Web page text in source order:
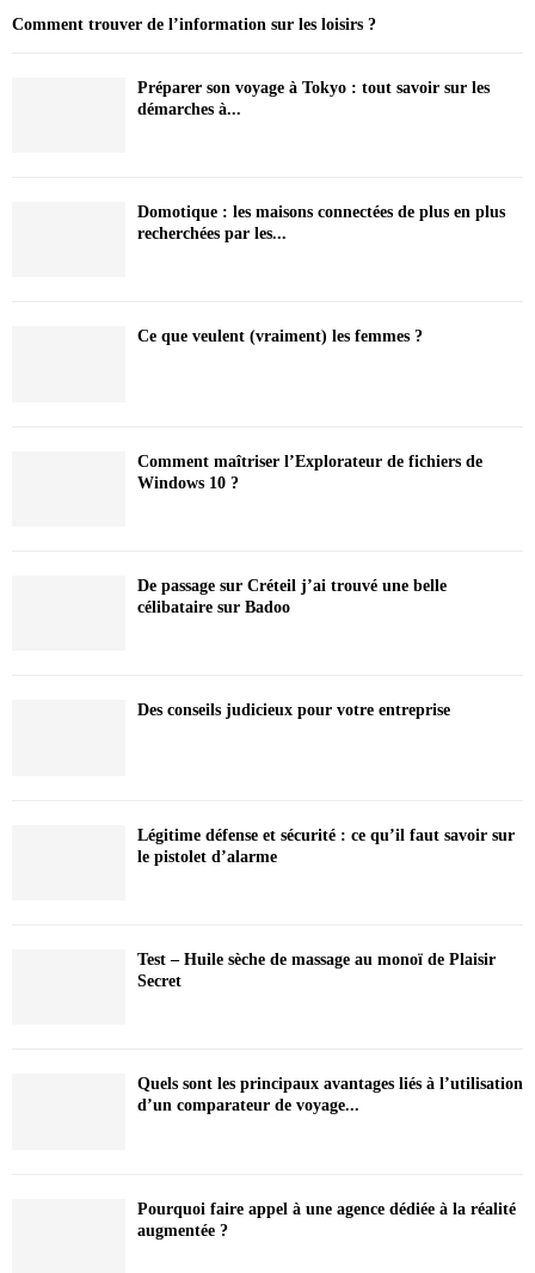
Comment trouver de l’information sur les loisirs ?
Préparer son voyage à Tokyo : tout savoir sur les
démarches à...
Domotique : les maisons connectées de plus en plus
recherchées par les...
Ce que veulent (vraiment) les femmes ?
Comment maîtriser l’Explorateur de fichiers de
Windows 10 ?
De passage sur Créteil j’ai trouvé une belle
célibataire sur Badoo
Des conseils judicieux pour votre entreprise
Légitime défense et sécurité : ce qu’il faut savoir sur
le pistolet d’alarme
Test – Huile sèche de massage au monoï de Plaisir
Secret
Quels sont les principaux avantages liés à l’utilisation
d’un comparateur de voyage...
Pourquoi faire appel à une agence dédiée à la réalité
augmentée ?